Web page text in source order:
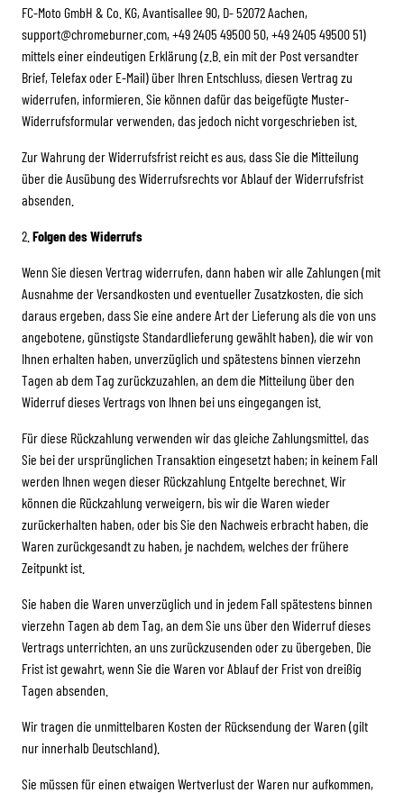
FC-Moto GmbH & Co. KG, Avantisallee 90, D- 52072 Aachen,
support@chromeburner.com, +49 2405 49500 50, +49 2405 49500 51)
mittels einer eindeutigen Erklärung (z.B. ein mit der Post versandter
Brief, Telefax oder E-Mail) über Ihren Entschluss, diesen Vertrag zu
widerrufen, informieren. Sie können dafür das beigefügte Muster-
Widerrufsformular verwenden, das jedoch nicht vorgeschrieben ist.
Zur Wahrung der Widerrufsfrist reicht es aus, dass Sie die Mitteilung
über die Ausübung des Widerrufsrechts vor Ablauf der Widerrufsfrist
absenden.
2. Folgen des Widerrufs
Wenn Sie diesen Vertrag widerrufen, dann haben wir alle Zahlungen (mit
Ausnahme der Versandkosten und eventueller Zusatzkosten, die sich
daraus ergeben, dass Sie eine andere Art der Lieferung als die von uns
angebotene, günstigste Standardlieferung gewählt haben), die wir von
Ihnen erhalten haben, unverzüglich und spätestens binnen vierzehn
Tagen ab dem Tag zurückzuzahlen, an dem die Mitteilung über den
Widerruf dieses Vertrags von Ihnen bei uns eingegangen ist.
Für diese Rückzahlung verwenden wir das gleiche Zahlungsmittel, das
Sie bei der ursprünglichen Transaktion eingesetzt haben; in keinem Fall
werden Ihnen wegen dieser Rückzahlung Entgelte berechnet. Wir
können die Rückzahlung verweigern, bis wir die Waren wieder
zurückerhalten haben, oder bis Sie den Nachweis erbracht haben, die
Waren zurückgesandt zu haben, je nachdem, welches der frühere
Zeitpunkt ist.
Sie haben die Waren unverzüglich und in jedem Fall spätestens binnen
vierzehn Tagen ab dem Tag, an dem Sie uns über den Widerruf dieses
Vertrags unterrichten, an uns zurückzusenden oder zu übergeben. Die
Frist ist gewahrt, wenn Sie die Waren vor Ablauf der Frist von dreißig
Tagen absenden.
Wir tragen die unmittelbaren Kosten der Rücksendung der Waren (gilt
nur innerhalb Deutschland).
Sie müssen für einen etwaigen Wertverlust der Waren nur aufkommen,